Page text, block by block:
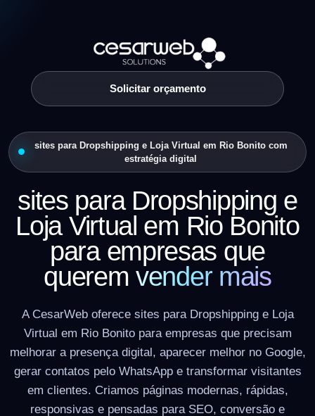
Solicitar orçamento
sites para Dropshipping e Loja Virtual em Rio Bonito com
estratégia digital
sites para Dropshipping e
Loja Virtual em Rio Bonito
para empresas que
queremvender mais
A CesarWeb oferece sites para Dropshipping e Loja
Virtual em Rio Bonito para empresas que precisam
melhorar a presença digital, aparecer melhor no Google,
gerar contatos pelo WhatsApp e transformar visitantes
em clientes. Criamos páginas modernas, rápidas,
responsivas e pensadas para SEO, conversão e